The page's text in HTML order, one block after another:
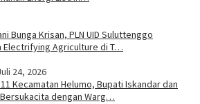
Bunga Krisan, PLN UID Suluttenggo
Electrifying Agriculture di T…
24, 2026
Kecamatan Helumo, Bupati Iskandar dan
dengan Warg…